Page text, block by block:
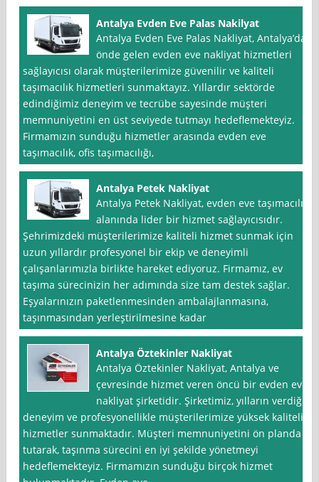
Antalya Evden Eve Palas Nakilyat
Antalya Evden Eve Palas Nakliyat, Antalya’da
önde gelen evden eve nakliyat hizmetleri
sağlayıcısı olarak müşterilerimize güvenilir ve kaliteli
taşımacılık hizmetleri sunmaktayız. Yıllardır sektörde
edindiğimiz deneyim ve tecrübe sayesinde müşteri
memnuniyetini en üst seviyede tutmayı hedeflemekteyiz.
Firmamızın sunduğu hizmetler arasında evden eve
taşımacılık, ofis taşımacılığı,
Antalya Petek Nakliyat
Antalya Petek Nakliyat, evden eve taşımacılık
alanında lider bir hizmet sağlayıcısıdır.
Şehrimizdeki müşterilerimize kaliteli hizmet sunmak için
uzun yıllardır profesyonel bir ekip ve deneyimli
çalışanlarımızla birlikte hareket ediyoruz. Firmamız, ev
taşıma sürecinizin her adımında size tam destek sağlar.
Eşyalarınızın paketlenmesinden ambalajlanmasına,
taşınmasından yerleştirilmesine kadar
Antalya Öztekinler Nakliyat
Antalya Öztekinler Nakliyat, Antalya ve
çevresinde hizmet veren öncü bir evden eve
nakliyat şirketidir. Şirketimiz, yılların verdiği
deneyim ve profesyonellikle müşterilerimize yüksek kaliteli
hizmetler sunmaktadır. Müşteri memnuniyetini ön planda
tutarak, taşınma sürecini en iyi şekilde yönetmeyi
hedeflemekteyiz. Firmamızın sunduğu birçok hizmet